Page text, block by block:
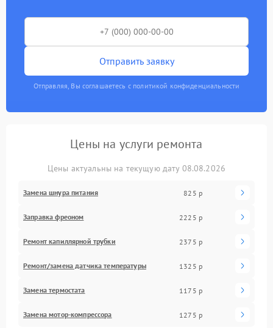
Отправить заявку
Отправляя, Вы соглашаетесь с политикой конфиденциальности
Цены на услуги ремонта
Цены актуальны на текущую дату 08.08.2026
Замена шнура питания 825 р
Заправка фреоном 2225 р
Ремонт капиллярной трубки 2375 р
Ремонт/замена датчика температуры 1325 р
Замена термостата 1175 р
Замена мотор-компрессора 1275 р